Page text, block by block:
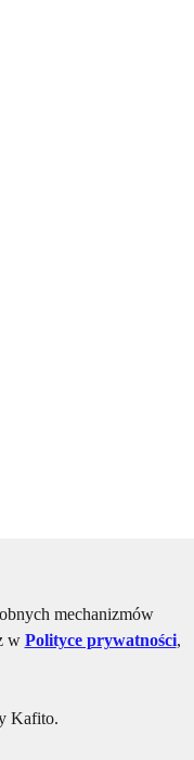
mechanizmów
w Polityce prywatności,
Kafito.